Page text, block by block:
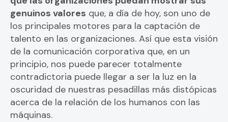
genuinos valores que, a día de hoy, son uno de
los principales motores para la captación de
talento en las organizaciones. Así que esta visión
de la comunicación corporativa que, en un
principio, nos puede parecer totalmente
contradictoria puede llegar a ser la luz en la
oscuridad de nuestras pesadillas más distópicas
acerca de la relación de los humanos con las
máquinas.